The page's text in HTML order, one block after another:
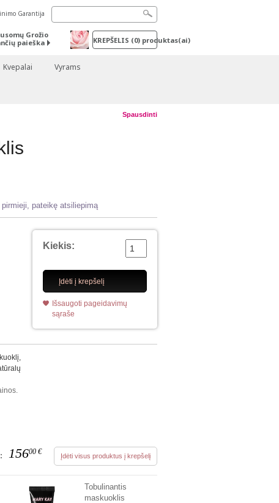
Garantija
Grožio
paieška
KREPŠELIS (0) produktas(ai)
Kvepalai Vyrams
Spausdinti
pirmieji, pateikę atsiliepimą
Kiekis:
Įdėti į krepšelį
Išsaugoti pageidavimų
sąraše
15600 € Įdėti visus produktus į krepšelį
Tobulinantis
maskuoklis